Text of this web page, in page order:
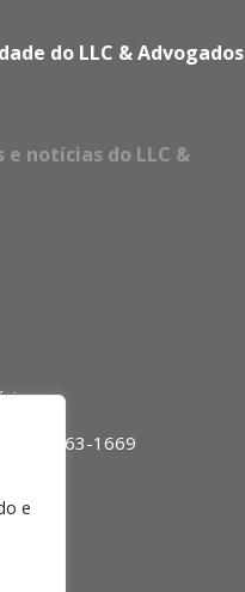
e
do LLC & Advogados
notícias do LLC &
4063-1669